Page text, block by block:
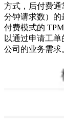
方式，后付费通
分钟请求数）
付费模式的
以通过申请工
公司的业务需求